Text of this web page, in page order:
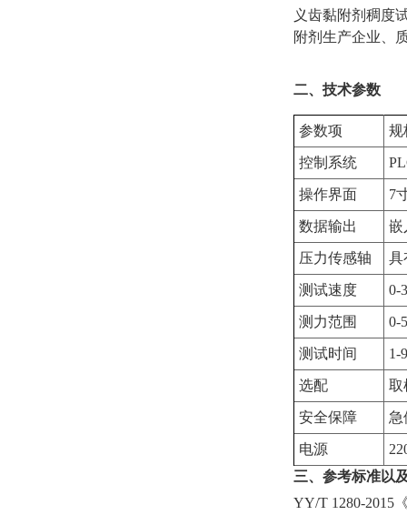
义齿黏附剂稠度
附剂生产企业、
二、技术参数
参数项 规
控制系统
操作界面 7
数据输出 嵌
压力传感轴 具
测试速度 0-
测力范围 0-
测试时间 1-
选配 取
安全保障 急
‌电源
三、参考标准以
YY/T 1280-2015